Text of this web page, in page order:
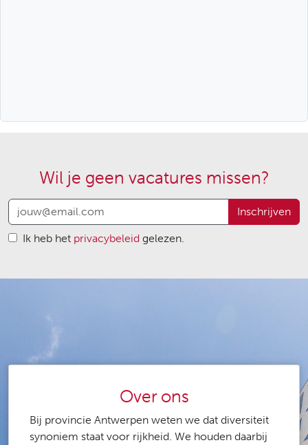
Wil je geen vacatures missen?
Inschrijven
Ik heb het privacybeleid gelezen.
Over ons
Bij provincie Antwerpen weten we dat diversiteit
synoniem staat voor rijkheid. We houden daarbij